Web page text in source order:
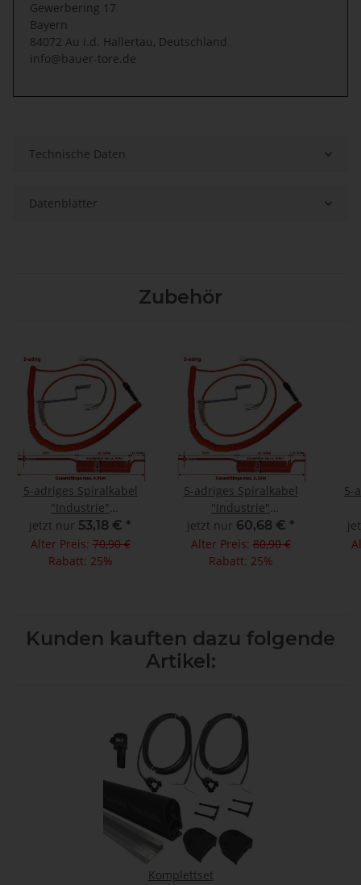
Gewerbering 17
Bayern
84072 Au i.d. Hallertau, Deutschland
info@bauer-tore.de
Technische Daten
Datenblätter
Zubehör
5-adriges Spiralkabel
"Industrie"
Wendelleitung,
Gesamtlänge max 4,90m
jetzt nur 53,18 € *
Alter Preis:70,90 €
Rabatt: 25%
5-adriges Spiralkabel
"Industrie"
Wendelleitung,
Gesamtlänge max 6,30m
jetzt nur 60,68 € *
Alter Preis:80,90 €
Rabatt: 25%
5-
Kunden kauften dazu folgende
Artikel:
Komplettset